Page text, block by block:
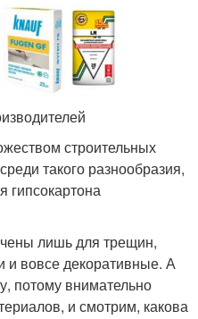
строительных
такого разнообразия,
гипсокартона
лишь для трещин,
и вовсе декоративные. А
потому внимательно
и смотрим, какова